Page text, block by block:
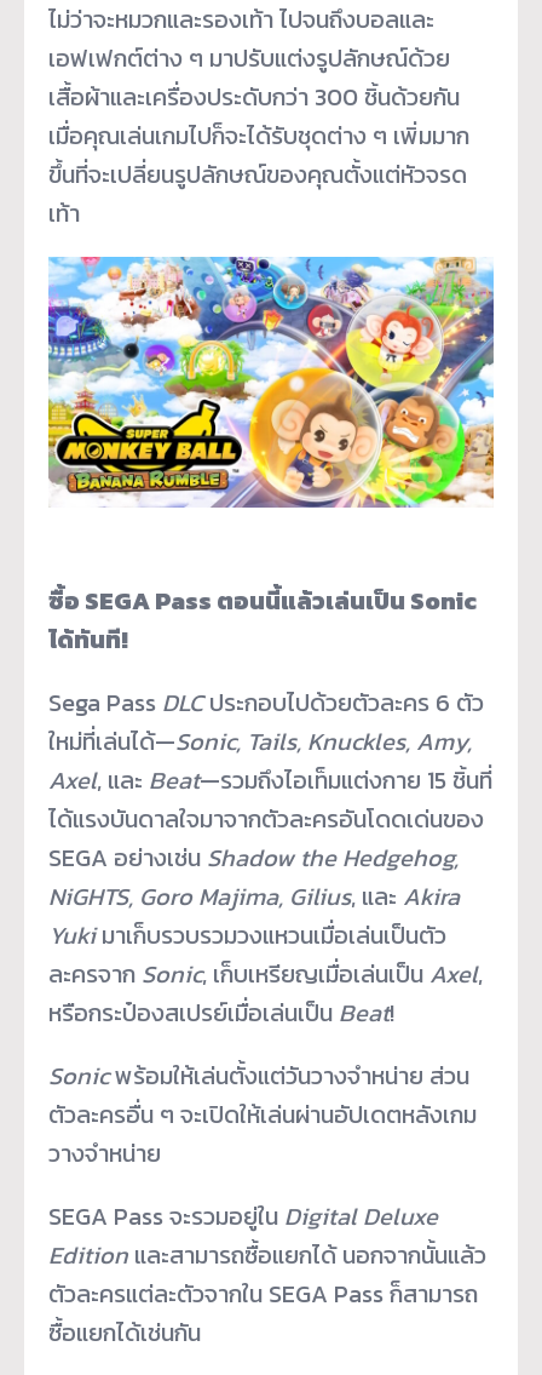
ไม่ว่าจะหมวกและรองเท้า ไปจนถึงบอลและ
เอฟเฟกต์ต่าง ๆ มาปรับแต่งรูปลักษณ์ด้วย
เสื้อผ้าและเครื่องประดับกว่า 300 ชิ้นด้วยกัน
เมื่อคุณเล่นเกมไปก็จะได้รับชุดต่าง ๆ เพิ่มมาก
ขึ้นที่จะเปลี่ยนรูปลักษณ์ของคุณตั้งแต่หัวจรด
เท้า
ซื้อ SEGA Pass ตอนนี้แล้วเล่นเป็น Sonic
ได้ทันที!
Sega Pass DLCประกอบไปด้วยตัวละคร 6 ตัว
ใหม่ที่เล่นได้—Sonic, Tails, Knuckles, Amy,
Axel, และ Beat—รวมถึงไอเท็มแต่งกาย 15 ชิ้นที่
ได้แรงบันดาลใจมาจากตัวละครอันโดดเด่นของ
SEGA อย่างเช่น Shadow the Hedgehog,
NiGHTS, Goro Majima, Gilius, และ Akira
Yukiมาเก็บรวบรวมวงแหวนเมื่อเล่นเป็นตัว
ละครจาก Sonic, เก็บเหรียญเมื่อเล่นเป็น Axel,
หรือกระป๋องสเปรย์เมื่อเล่นเป็น Beat!
Sonicพร้อมให้เล่นตั้งแต่วันวางจำหน่าย ส่วน
ตัวละครอื่น ๆ จะเปิดให้เล่นผ่านอัปเดตหลังเกม
วางจำหน่าย
SEGA Pass จะรวมอยู่ใน Digital Deluxe
Edition และสามารถซื้อแยกได้ นอกจากนั้นแล้ว
ตัวละครแต่ละตัวจากใน SEGA Pass ก็สามารถ
ซื้อแยกได้เช่นกัน